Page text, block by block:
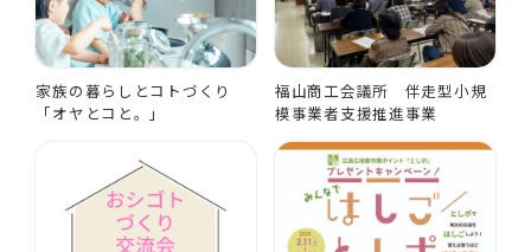
家族の暮らしとコトづくり
「オヤとコと。」
福山商工会議所 伴走型小規
模事業者支援推進事業